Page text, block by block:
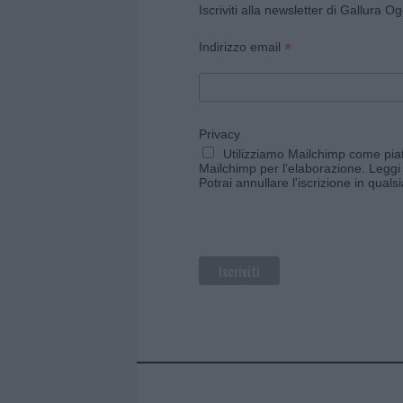
Iscriviti alla newsletter di Gallura
Indirizzo email *
Privacy
Utilizziamo Mailchimp come
Mailchimp per l'elaborazione.
Potrai annullare l'iscrizione in